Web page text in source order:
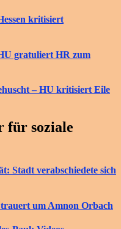
kritisiert
gratuliert HR zum
– HU kritisiert Eile
für soziale
Stadt verabschiedete sich
trauert um Amnon Orbach